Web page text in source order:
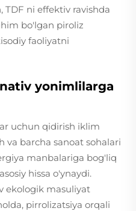
TDF ni effektiv ravishda
bo'lgan piroliz
faoliyatni
yonimlilarga
uchun qidirish iklim
va barcha sanoat sohalari
manbalariga bog'liq
hissa o'ynaydi.
ekologik masuliyat
pirrolizatsiya orqali